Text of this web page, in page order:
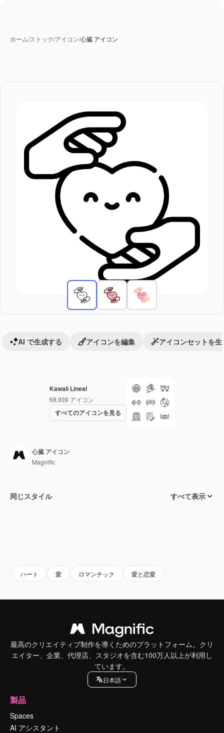
ホーム/ストック/アイコン/心臓 アイコン
Kawaii Lineal
68,939 アイコン
すべてのアイコンを見る
AI で生成する アイコンを編集 アイコンセットを生
心臓 アイコン
Magnific
同じスタイル すべて表示
ハート 愛 ロマンチック 愛と恋愛
最高のクリエイティブ制作を導くためのプラットフォーム。クリ
エイター、企業、代理店、スタジオを含む100万人以上が利用し
ています。
日本語
製品
Spaces
AI アシスタント